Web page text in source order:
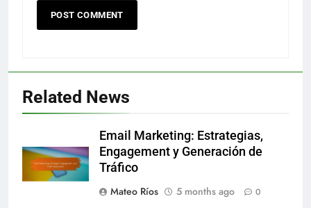
Related News
Email Marketing: Estrategias,
Engagement y Generación de
Tráfico
Mateo Ríos
5 months ago 0